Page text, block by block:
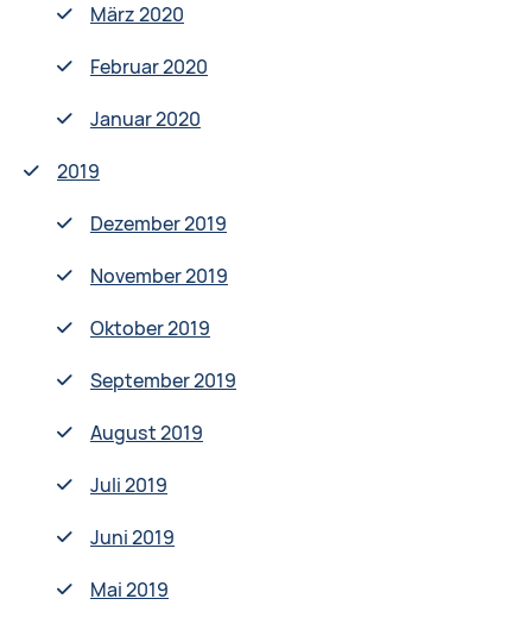
März 2020
Februar 2020
Januar 2020
2019
Dezember 2019
November 2019
Oktober 2019
September 2019
August 2019
Juli 2019
Juni 2019
Mai 2019